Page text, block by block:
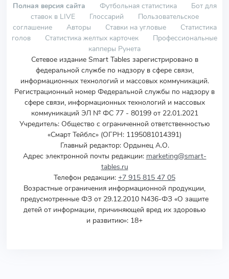
Полная версия сайта Футбольная статистика
Бот для
ставок в LIVE
Глоссарий
Пользовательское
соглашение
Авторы Ставки на угловые
Статистика
голов
Статистика желтых карточек
Профессиональные
капперы Рунета
Сетевое издание Smart Tables зарегистрировано в
федеральной службе по надзору в сфере связи,
информационных технологий и массовых коммуникаций.
Регистрационный номер Федеральной службы по надзору в
сфере связи, информационных технологий и массовых
коммуникаций ЭЛ № ФС 77 - 80199 от 22.01.2021
Учредитель: Общество с ограниченной ответственностью
«Смарт Тейблс» (ОГРН: 1195081014391)
Главный редактор: Ордынец А.О.
Адрес электронной почты редакции: marketing@smart-
tables.ru
Телефон редакции: +7 915 815 47 05
Возрастные ограничения информационной продукции,
предусмотренные ФЗ от 29.12.2010 N436-ФЗ «О защите
детей от информации, причиняющей вред их здоровью
и развитию»: 18+